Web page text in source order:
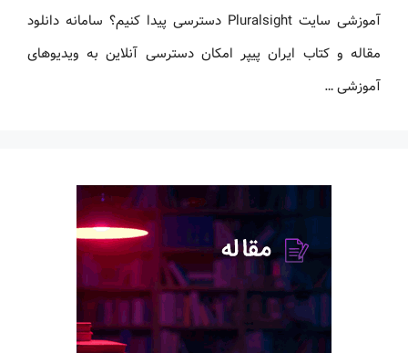
آموزشی سایت Pluralsight دسترسی پیدا کنیم؟ سامانه دانلود
مقاله و کتاب ایران پیپر امکان دسترسی آنلاین به ویدیوهای
آموزشی …